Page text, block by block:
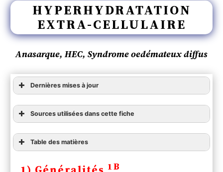
HYPERHYDRATATION
EXTRA-CELLULAIRE
Anasarque, HEC, Syndrome oedémateux diffus
Dernières mises à jour
Sources utilisées dans cette fiche
Table des matières
2) Etiologies
1B